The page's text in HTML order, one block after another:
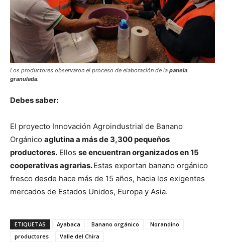
Los productores observaron el proceso de elaboración de la panela
granulada.
Debes saber:
El proyecto Innovación Agroindustrial de Banano
Orgánico aglutina a más de 3,300 pequeños
productores. Ellos se encuentran organizados en 15
cooperativas agrarias.Estas exportan banano orgánico
fresco desde hace más de 15 años, hacia los exigentes
mercados de Estados Unidos, Europa y Asia.
ETIQUETAS Ayabaca Banano orgánico
Norandino
productores
Valle del Chira